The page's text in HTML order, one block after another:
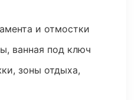
и отмостки
ванная под ключ
зоны отдыха,